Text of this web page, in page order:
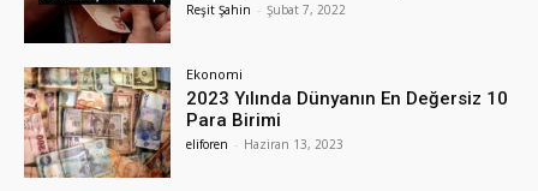
Reşit Şahin - Şubat 7, 2022
Ekonomi
2023 Yılında Dünyanın En Değersiz 10
Para Birimi
eliforen - Haziran 13, 2023